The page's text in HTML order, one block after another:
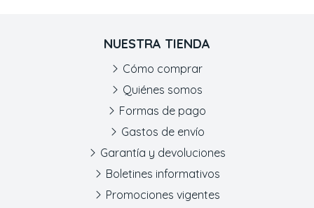
NUESTRA TIENDA
Cómo comprar
Quiénes somos
Formas de pago
Gastos de envío
Garantía y devoluciones
Boletines informativos
Promociones vigentes